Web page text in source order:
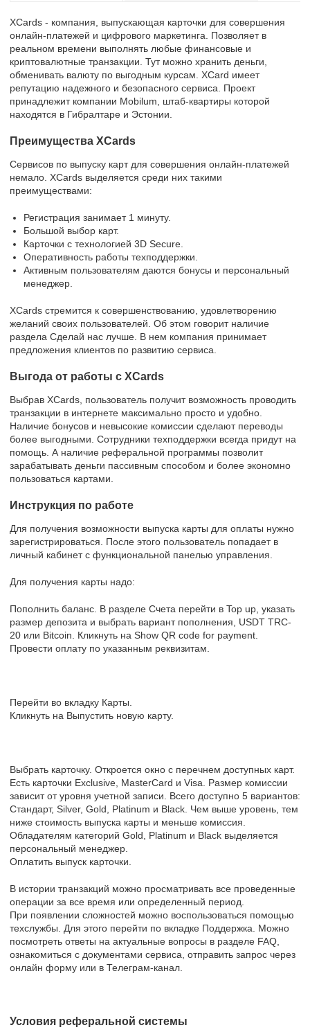
XCards - компания, выпускающая карточки для совершения
онлайн-платежей и цифрового маркетинга. Позволяет в
реальном времени выполнять любые финансовые и
криптовалютные транзакции. Тут можно хранить деньги,
обменивать валюту по выгодным курсам. XCard имеет
репутацию надежного и безопасного сервиса. Проект
принадлежит компании Mobilum, штаб-квартиры которой
находятся в Гибралтаре и Эстонии.
Преимущества XCards
Сервисов по выпуску карт для совершения онлайн-платежей
немало. XCards выделяется среди них такими
преимуществами:
Регистрация занимает 1 минуту.
Большой выбор карт.
Карточки с технологией 3D Secure.
Оперативность работы техподдержки.
Активным пользователям даются бонусы и персональный
менеджер.
XCards стремится к совершенствованию, удовлетворению
желаний своих пользователей. Об этом говорит наличие
раздела Сделай нас лучше. В нем компания принимает
предложения клиентов по развитию сервиса.
Выгода от работы с XCards
Выбрав XCards, пользователь получит возможность проводить
транзакции в интернете максимально просто и удобно.
Наличие бонусов и невысокие комиссии сделают переводы
более выгодными. Сотрудники техподдержки всегда придут на
помощь. А наличие реферальной программы позволит
зарабатывать деньги пассивным способом и более экономно
пользоваться картами.
Инструкция по работе
Для получения возможности выпуска карты для оплаты нужно
зарегистрироваться. После этого пользователь попадает в
личный кабинет с функциональной панелью управления.
Для получения карты надо:
Пополнить баланс. В разделе Счета перейти в Top up, указать
размер депозита и выбрать вариант пополнения, USDT TRC-
20 или Bitcoin. Кликнуть на Show QR code for payment.
Провести оплату по указанным реквизитам.
Перейти во вкладку Карты.
Кликнуть на Выпустить новую карту.
Выбрать карточку. Откроется окно с перечнем доступных карт.
Есть карточки Exclusive, MasterCard и Visa. Размер комиссии
зависит от уровня учетной записи. Всего доступно 5 вариантов:
Стандарт, Silver, Gold, Platinum и Black. Чем выше уровень, тем
ниже стоимость выпуска карты и меньше комиссия.
Обладателям категорий Gold, Platinum и Black выделяется
персональный менеджер.
Оплатить выпуск карточки.
В истории транзакций можно просматривать все проведенные
операции за все время или определенный период.
При появлении сложностей можно воспользоваться помощью
техслужбы. Для этого перейти по вкладке Поддержка. Можно
посмотреть ответы на актуальные вопросы в разделе FAQ,
ознакомиться с документами сервиса, отправить запрос через
онлайн форму или в Телеграм-канал.
Условия реферальной системы